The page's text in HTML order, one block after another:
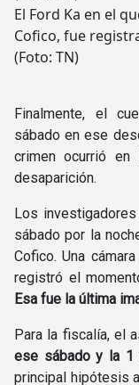
El Ford Ka en el
Cofico, fue
(Foto: TN)
Finalmente, el
sábado en ese
crimen ocurrió
desaparición.
Los
sábado por la
Cofico. Una
registró el
Esa fue la última
Para la fiscalía, el
ese sábado y la 1
principal hipótesis